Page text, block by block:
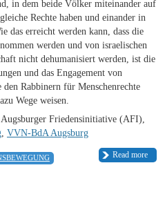
in dem beide Völker miteinander auf
Rechte haben und einander in
das erreicht werden kann, dass die
werden und von israelischen
nicht dehumanisiert werden, ist die
und das Engagement von
Rabbinern für Menschenrechte
Wege weisen.
Augsburger Friedensinitiative (AFI),
, VVN-BdA Augsburg
Read more